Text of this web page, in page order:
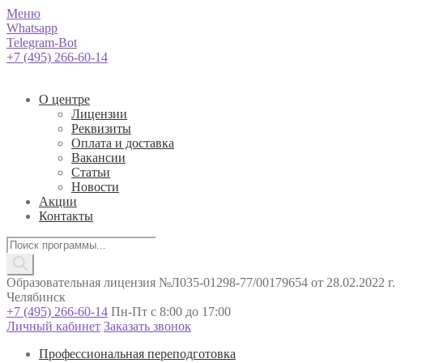
Меню
Whatsapp
Telegram-Bot
+7 (495) 266-60-14
О центре
Лицензии
Реквизиты
Оплата и доставка
Вакансии
Статьи
Новости
Акции
Контакты
Поиск
товаров
Образовательная лицензия №Л035-01298-77/00179654 от 28.02.2022 г.
Челябинск
+7 (495) 266-60-14 Пн-Пт с 8:00 до 17:00
Личный кабинет Заказать звонок
Профессиональная переподготовка